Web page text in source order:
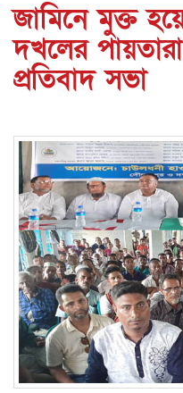
জামিনে মুক্ত
দখলের
প্রতিবাদ সভা